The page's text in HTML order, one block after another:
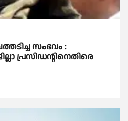
സംഭവം :
പ്രസിഡന്റിനെതിരെ